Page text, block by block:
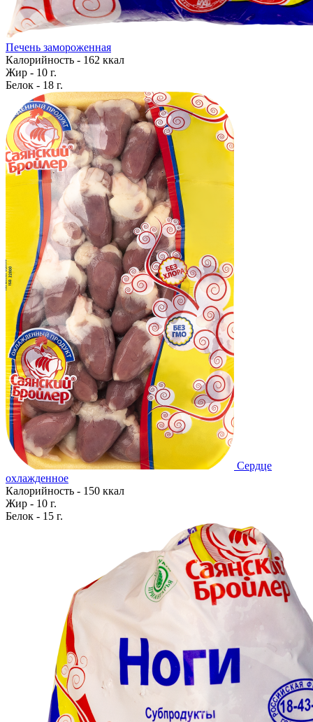
Печень замороженная
Калорийность - 162 ккал
Жир - 10 г.
Белок - 18 г.
Сердце
охлажденное
Калорийность - 150 ккал
Жир - 10 г.
Белок - 15 г.